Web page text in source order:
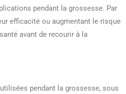
pendant la grossesse. Par
efficacité ou augmentant le risque
avant de recourir à la
pendant la grossesse, sous